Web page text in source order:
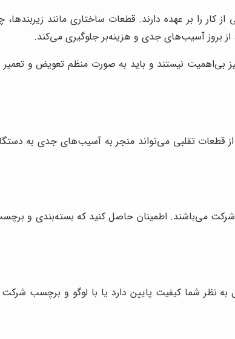
را بر عهده دارند. قطعات ساختاری مانند زیربندها،
از بروز آسیب‌های جدی و هزینه‌بر جلوگیری می‌کند.
نیز بی‌اهمیت نیستند و باید به صورت منظم تعویض و
قطعات تقلبی می‌تواند منجر به آسیب‌های جدی به
می‌باشند. اطمینان حاصل کنید که بسته‌بندی و
به نظر شما کیفیت پایین دارد یا با لوگو و برچسب